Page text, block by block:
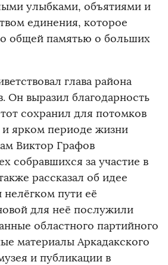
улыбками, объятиями и
единения, которое
общей памятью о больших
глава района
Он выразил благодарность
тот сохранил для потомков
ярком периоде жизни
Виктор Графов
собравшихся за участие в
рассказал об идее
нелёгком пути её
для неё послужили
областного партийного
материалы Аркадакского
и публикации в